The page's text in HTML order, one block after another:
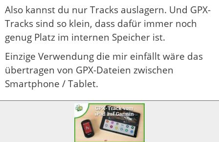
Also kannst du nur Tracks auslagern. Und GPX-
Tracks sind so klein, dass dafür immer noch
genug Platz im internen Speicher ist.
Einzige Verwendung die mir einfällt wäre das
übertragen von GPX-Dateien zwischen
Smartphone / Tablet.